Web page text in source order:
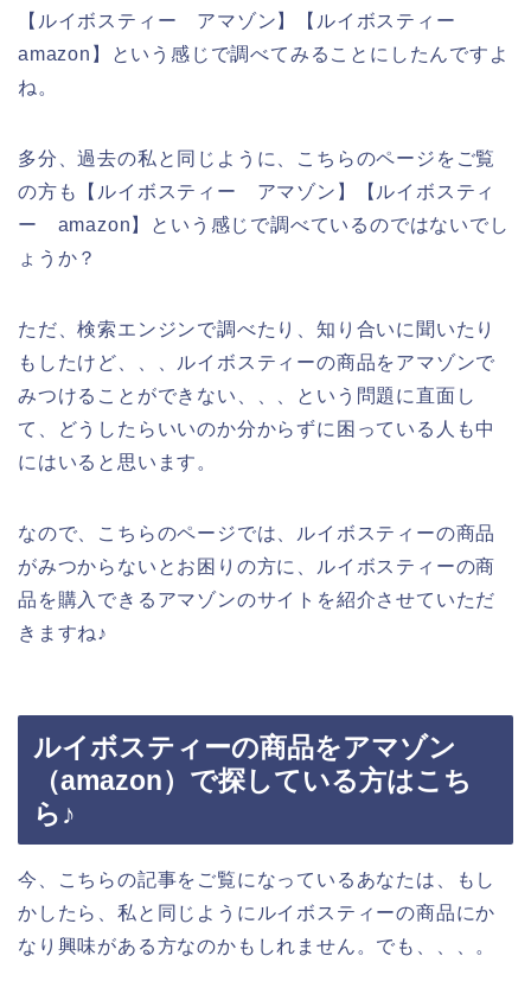
【ルイボスティー アマゾン】【ルイボスティー
amazon】という感じで調べてみることにしたんですよ
ね。
多分、過去の私と同じように、こちらのページをご覧
の方も【ルイボスティー アマゾン】【ルイボスティ
ー amazon】という感じで調べているのではないでし
ょうか？
ただ、検索エンジンで調べたり、知り合いに聞いたり
もしたけど、、、ルイボスティーの商品をアマゾンで
みつけることができない、、、という問題に直面し
て、どうしたらいいのか分からずに困っている人も中
にはいると思います。
なので、こちらのページでは、ルイボスティーの商品
がみつからないとお困りの方に、ルイボスティーの商
品を購入できるアマゾンのサイトを紹介させていただ
きますね♪
ルイボスティーの商品をアマゾン
（amazon）で探している方はこち
ら♪
今、こちらの記事をご覧になっているあなたは、もし
かしたら、私と同じようにルイボスティーの商品にか
なり興味がある方なのかもしれません。でも、、、。